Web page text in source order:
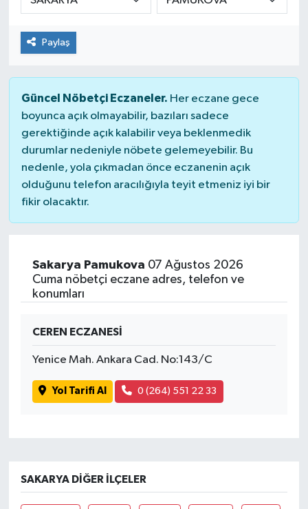
Paylaş
Güncel Nöbetçi Eczaneler. Her eczane gece
boyunca açık olmayabilir, bazıları sadece
gerektiğinde açık kalabilir veya beklenmedik
durumlar nedeniyle nöbete gelemeyebilir. Bu
nedenle, yola çıkmadan önce eczanenin açık
olduğunu telefon aracılığıyla teyit etmeniz iyi bir
fikir olacaktır.
Sakarya Pamukova 07 Ağustos 2026
Cuma nöbetçi eczane adres, telefon ve
konumları
CEREN ECZANESİ
Yenice Mah. Ankara Cad. No:143/C
Yol Tarifi Al 0 (264) 551 22 33
SAKARYA DIĞER İLÇELER